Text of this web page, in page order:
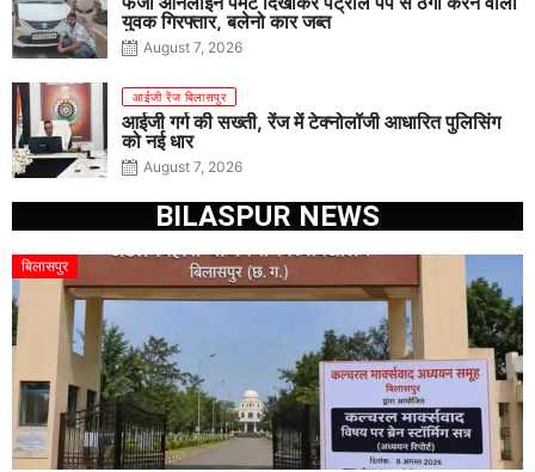
युवक गिरफ्तार, बलेनो कार जब्त
August 7, 2026
आईजी रेंज बिलासपुर
आईजी गर्ग की सख्ती, रेंज में टेक्नोलॉजी आधारित पुलिसिंग
को नई धार
August 7, 2026
BILASPUR NEWS
बिलासपुर